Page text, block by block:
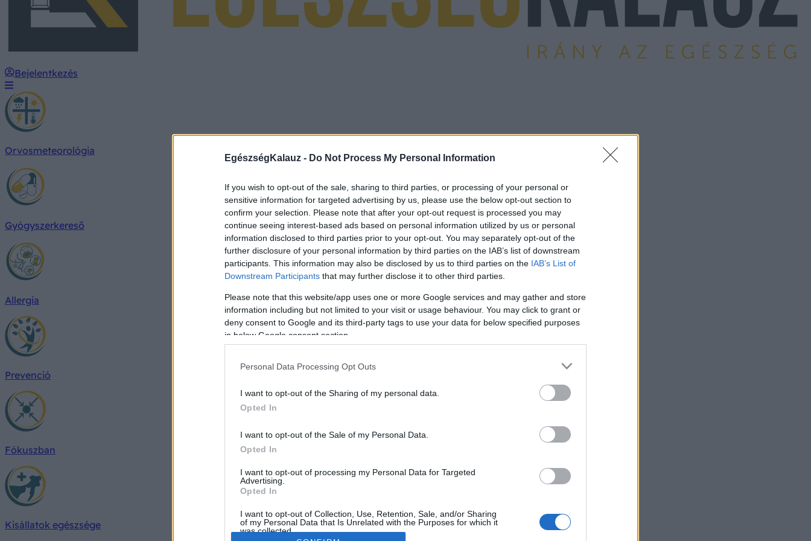
EgészségKalauz - Do Not Process My Personal Information
If you wish to opt-out of the sale, sharing to third parties, or processing of your personal or
sensitive information for targeted advertising by us, please use the below opt-out section to
confirm your selection. Please note that after your opt-out request is processed you may
continue seeing interest-based ads based on personal information utilized by us or personal
information disclosed to third parties prior to your opt-out. You may separately opt-out of the
further disclosure of your personal information by third parties on the IAB’s list of downstream
participants. This information may also be disclosed by us to third parties on the IAB’s List of
Downstream Participants that may further disclose it to other third parties.
Please note that this website/app uses one or more Google services and may gather and store
information including but not limited to your visit or usage behaviour. You may click to grant or
deny consent to Google and its third-party tags to use your data for below specified purposes
in below Google consent section.
Personal Data Processing Opt Outs
I want to opt-out of the Sharing of my personal data.
Opted In
I want to opt-out of the Sale of my Personal Data.
Opted In
I want to opt-out of processing my Personal Data for Targeted
Advertising.
Opted In
I want to opt-out of Collection, Use, Retention, Sale, and/or Sharing
of my Personal Data that Is Unrelated with the Purposes for which it
was collected.
Bejelentkezés
Orvosmeteorológia
Gyógyszerkereső
Allergia
Prevenció
Fókuszban
Kisállatok egészsége